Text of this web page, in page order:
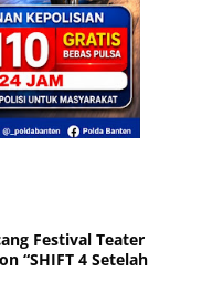
Festival Teater
“SHIFT 4 Setelah